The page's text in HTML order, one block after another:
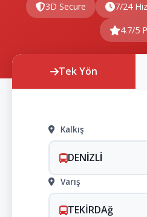
3D Secure 7/24
4.7/5
Tek Yön
Kalkış
DENİZLİ
Varış
TEKİRDAğ